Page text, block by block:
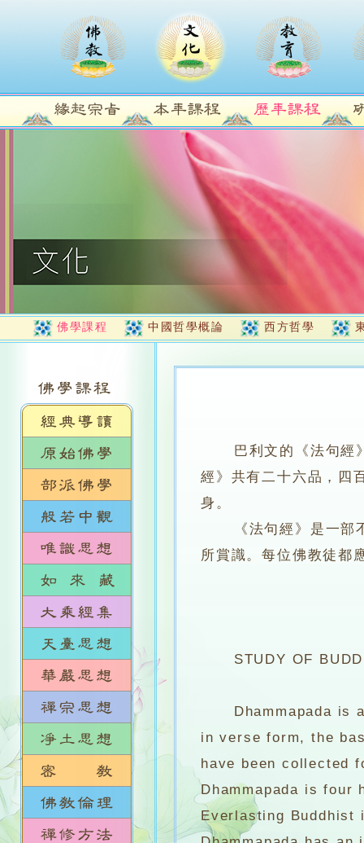
佛學課程 中國哲學概論 西方哲學
巴利文的《法句經
經》共有二十六品，四
身。
《法句經》是一部不
所賞識。每位佛教徒都
STUDY OF
Dhammapada is a
in verse form, the
have been collected
Dhammapada is
Everlasting Buddhist